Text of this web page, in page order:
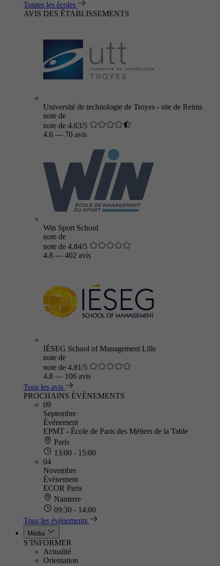
Toutes les écoles
AVIS DES ÉTABLISSEMENTS
Université de technologie de Troyes - site de Reims
note de
note de 4.63/5
4.6 — 70 avis
Win Sport School
note de
note de 4.84/5
4.8 — 402 avis
IÉSEG School of Management Lille
note de
note de 4.81/5
4.8 — 106 avis
Tous les avis
PROCHAINS ÉVÈNEMENTS
09
Septembre
Événement
EPMT - École de Paris des Métiers de la Table
Paris
13:00 - 15:00
04
Novembre
Événement
ECOR Paris
Nanterre
09:30 - 14:00
Tous les événements
Média
S’INFORMER
Actualité
Orientation